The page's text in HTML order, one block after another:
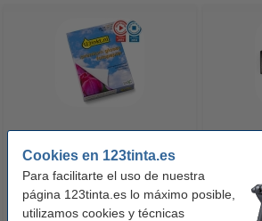
Cookies en 123tinta.es
Para facilitarte el uso de nuestra
página 123tinta.es lo máximo posible,
utilizamos cookies y técnicas
123tinta Papel fotográfico
10,50 € Incl. 21% IVA
Power